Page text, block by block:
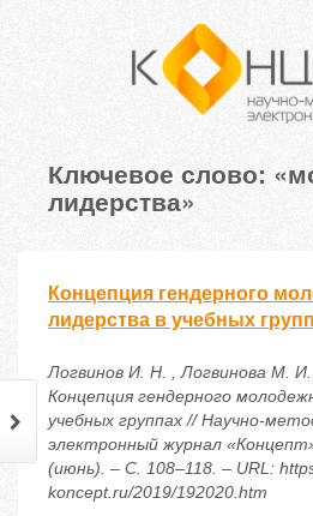
Ключевое слово:
лидерства»
Концепция гендерного
лидерства в учебных
Логвинов И. Н. , Логвинова М. И.
Концепция гендерного
учебных группах // Научно-
электронный журнал
(июнь). – С. 108–118. – URL:
koncept.ru/2019/192020.htm